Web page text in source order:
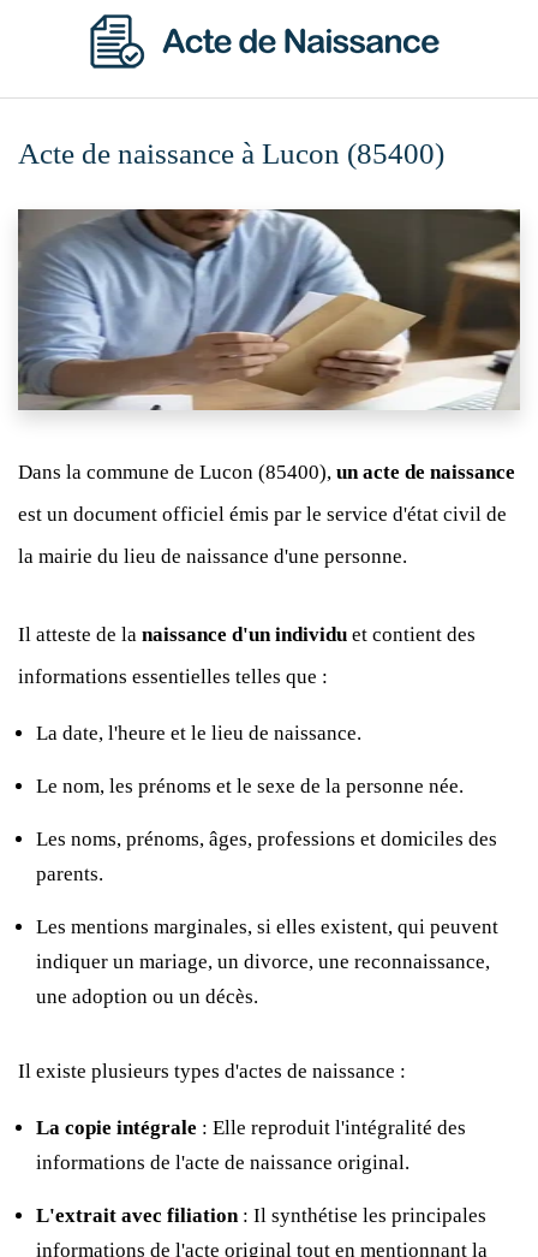
Acte de naissance à Lucon (85400)
Dans la commune de Lucon (85400), un acte de naissance
est un document officiel émis par le service d'état civil de
la mairie du lieu de naissance d'une personne.
Il atteste de la naissance d'un individu et contient des
informations essentielles telles que :
La date, l'heure et le lieu de naissance.
Le nom, les prénoms et le sexe de la personne née.
Les noms, prénoms, âges, professions et domiciles des
parents.
Les mentions marginales, si elles existent, qui peuvent
indiquer un mariage, un divorce, une reconnaissance,
une adoption ou un décès.
Il existe plusieurs types d'actes de naissance :
La copie intégrale : Elle reproduit l'intégralité des
informations de l'acte de naissance original.
L'extrait avec filiation: Il synthétise les principales
informations de l'acte original tout en mentionnant la